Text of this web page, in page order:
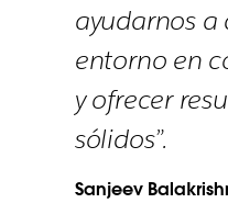
ayudarnos
entorno en
y ofrecer
sólidos”.
Sanjeev